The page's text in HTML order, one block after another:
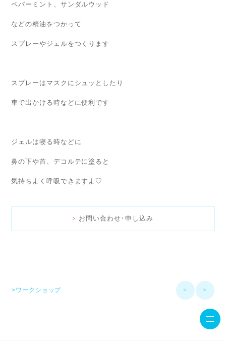
ペパーミント、サンダルウッド
などの精油をつかって
スプレーやジェルをつくります
スプレーはマスクにシュッとしたり
車で出かける時などに便利です
ジェルは寝る時などに
鼻の下や首、デコルテに塗ると
気持ちよく呼吸できますよ♡
お問い合わせ･申し込み
>ワークショップ < >